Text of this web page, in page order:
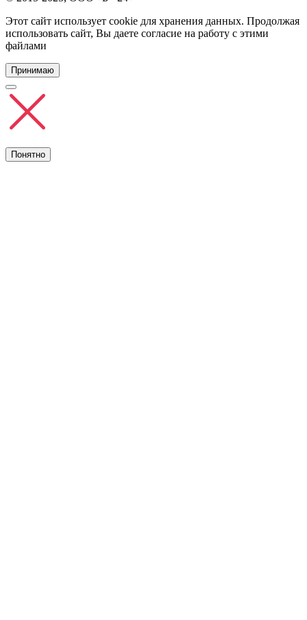
Этот сайт использует cookie для хранения данных. Продолжая
использовать сайт, Вы даете согласие на работу с этими
файлами
Принимаю
Понятно